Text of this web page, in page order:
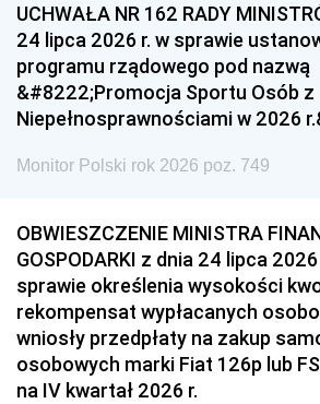
UCHWAŁA NR 162 RADY
24 lipca 2026 r. w sprawie
programu rządowego pod nazwą
&#8222;Promocja Sportu Osób z
Niepełnosprawnościami w 2026
Monitor Polski rok 2026 poz. 749
OBWIESZCZENIE MINISTRA
GOSPODARKI z dnia 24 lipca
sprawie określenia wysokości
rekompensat wypłacanych
wniosły przedpłaty na zakup
osobowych marki Fiat 126p lub
na IV kwartał 2026 r.